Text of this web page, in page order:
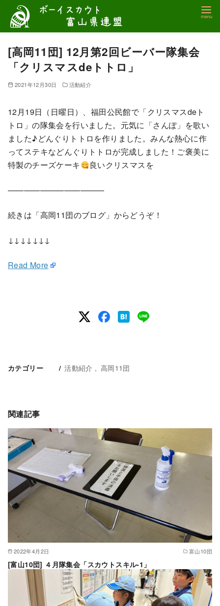
テ
[高岡11団] 12月第2回ビーバー隊集会
「クリスマスdeトトロ」
2021年12月30日 活動紹介
12月19日（日曜日）、福田公民館で「クリスマスdeト
トロ」の隊集会を行いました。元気に「さんぽ」を歌い
ました♪どんぐりトトロを作りました。みんな熱心に作
ってステキなどんぐりトトロが完成しました！ご褒美に
特製のチーズケーキ
良いクリスマスを
————————————
続きは「高岡11団のブログ」からどうぞ！
↓↓↓↓↓↓↓
Read More
カテゴリー 活動紹介 高岡11団
関連記事
2022年4月2日 富山10団
[富山10団] ４月隊集会「スカウトスキル-1」